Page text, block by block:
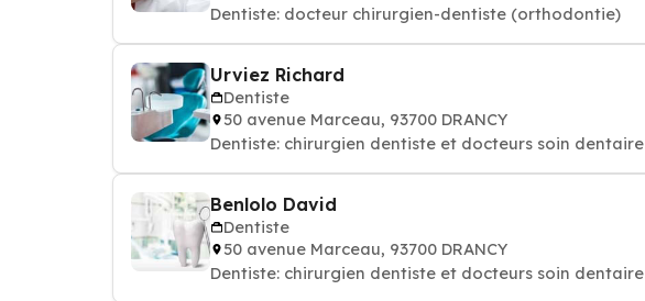
Dentiste: docteur chirurgien-dentiste (orthodontie)
Urviez Richard
Dentiste
50 avenue Marceau, 93700 DRANCY
Dentiste: chirurgien dentiste et docteurs soin dentaire
Benlolo David
Dentiste
50 avenue Marceau, 93700 DRANCY
Dentiste: chirurgien dentiste et docteurs soin dentaire